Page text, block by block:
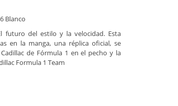
Blanco
futuro del estilo y la velocidad. Esta
en la manga, una réplica oficial, se
de Fórmula 1 en el pecho y la
Formula 1 Team